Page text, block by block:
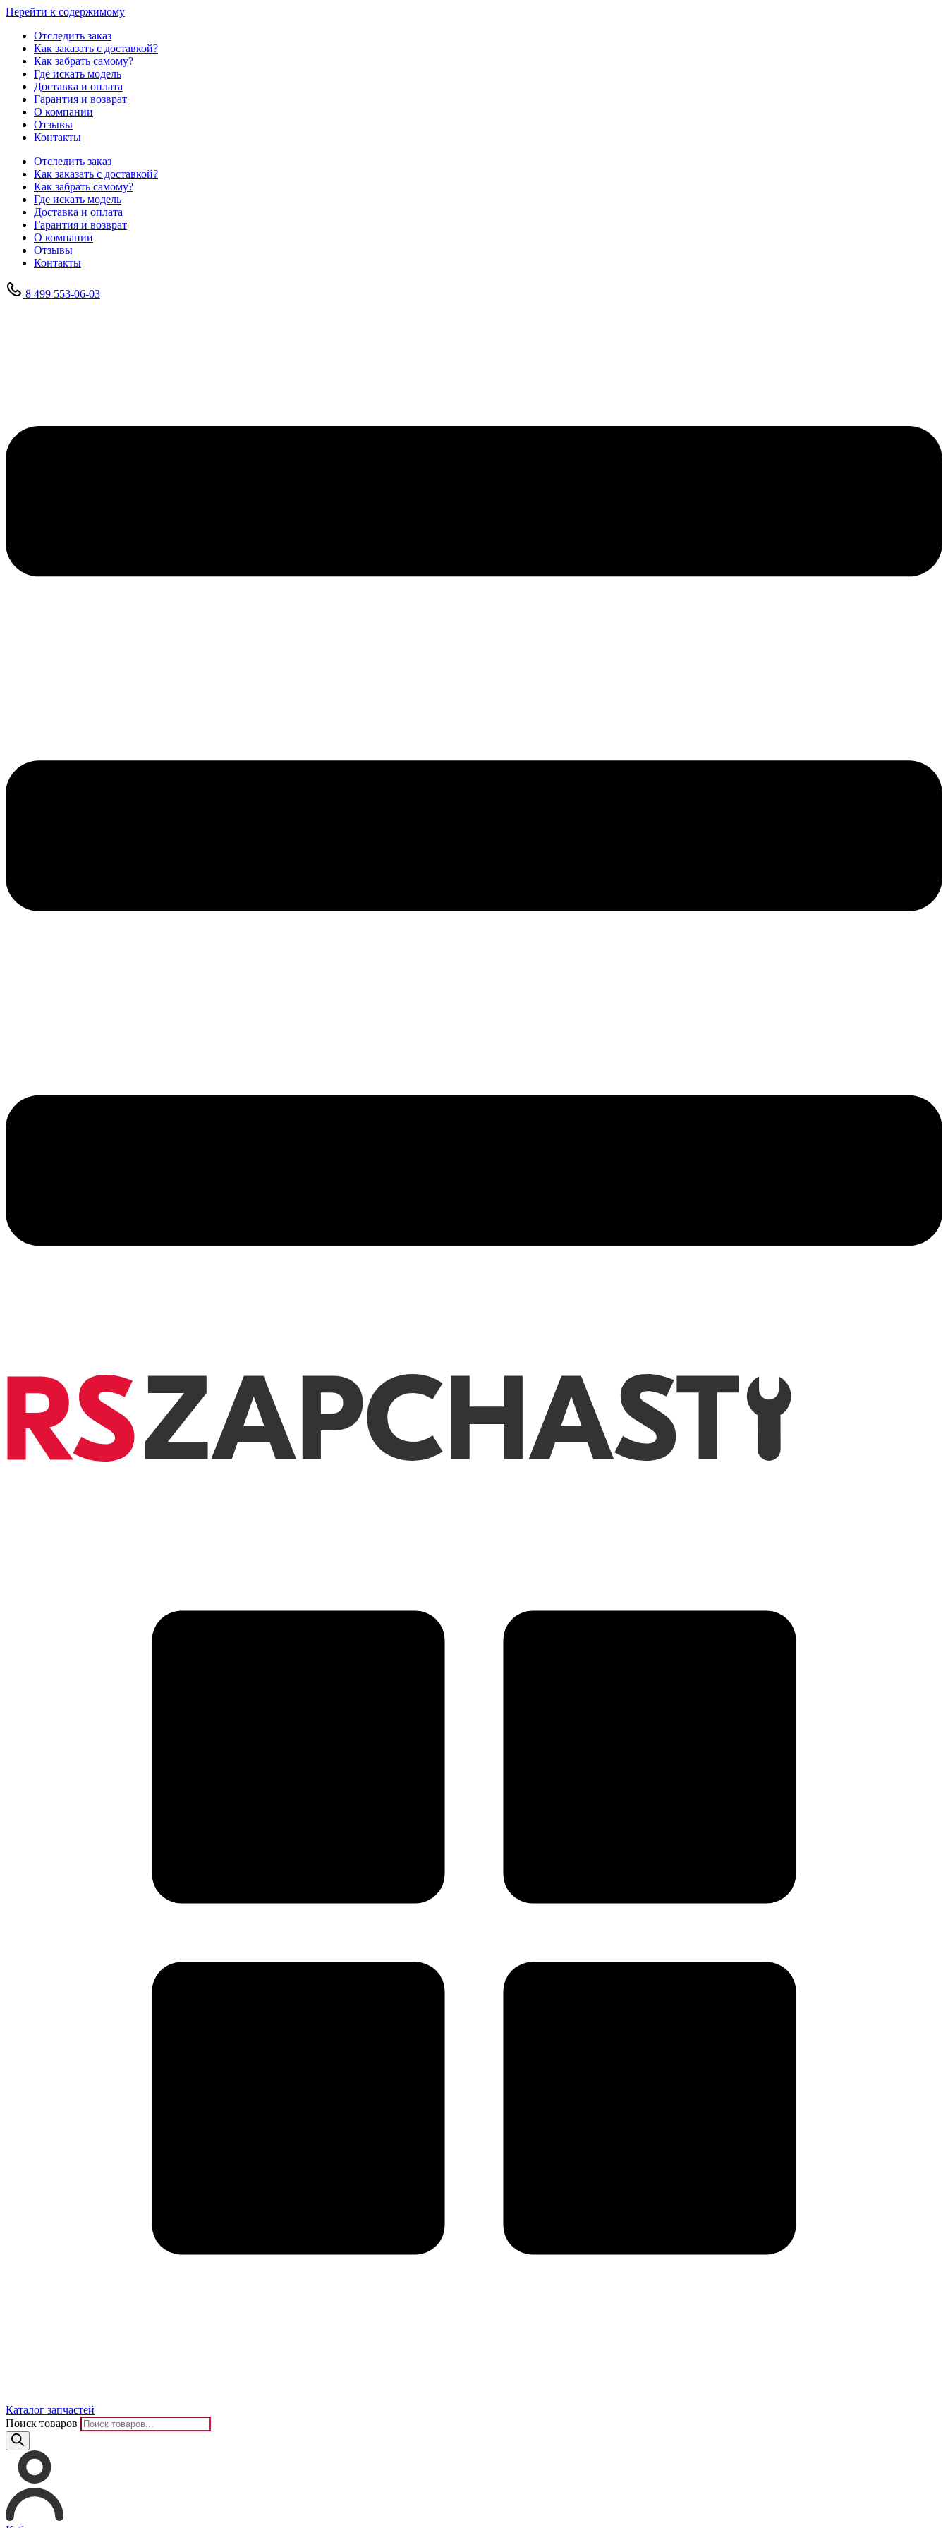
Перейти к содержимому
Отследить заказ
Как заказать с доставкой?
Как забрать самому?
Где искать модель
Доставка и оплата
Гарантия и возврат
О компании
Отзывы
Контакты
Отследить заказ
Как заказать с доставкой?
Как забрать самому?
Где искать модель
Доставка и оплата
Гарантия и возврат
О компании
Отзывы
Контакты
8 499 553-06-03
Каталог запчастей
Поиск товаров